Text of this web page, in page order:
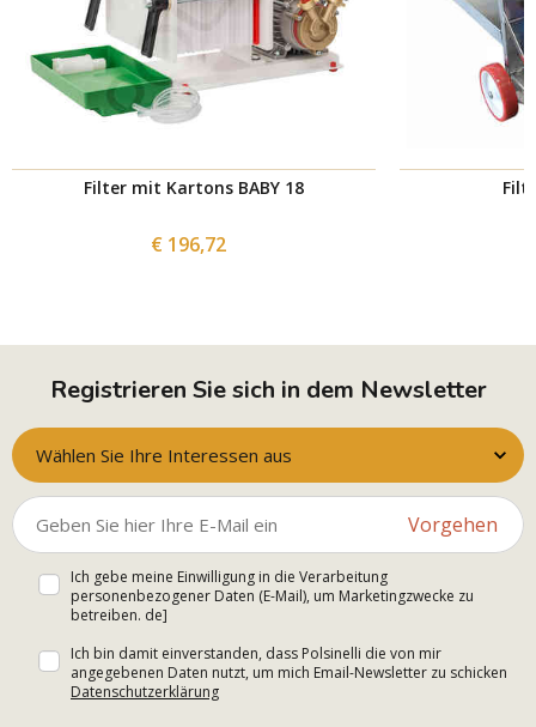
Filter mit Kartons BABY 18
€ 196,72
Registrieren Sie sich in dem Newsletter
Wählen Sie Ihre Interessen aus
Vorgehen
Ich gebe meine Einwilligung in die Verarbeitung
personenbezogener Daten (E-Mail), um Marketingzwecke zu
betreiben. de]
Ich bin damit einverstanden, dass Polsinelli die von mir
angegebenen Daten nutzt, um mich Email-Newsletter zu schicken
Datenschutzerklärung